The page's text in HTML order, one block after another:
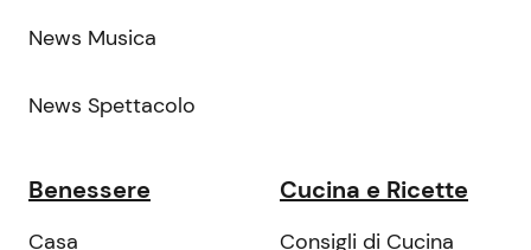
News Musica
News Spettacolo
Benessere
Casa
Cucina e Ricette
Consigli di Cucina